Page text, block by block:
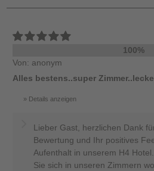
100%
Von: anonym
Alles bestens..super
Details anzeigen
Lieber Gast, herzlichen Dank
Bewertung und Ihr positives
Aufenthalt in unserem H4
Sie sich in unseren Zimmern